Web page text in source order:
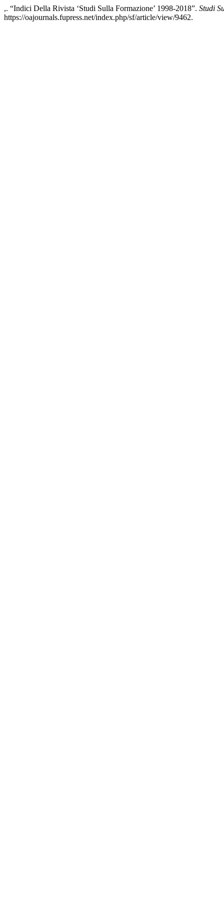
,. “Indici Della Rivista ‘Studi Sulla Formazione’ 1998-2018”. Studi
https://oajournals.fupress.net/index.php/sf/article/view/9462.